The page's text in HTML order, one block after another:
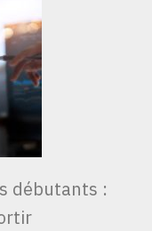
débutants :